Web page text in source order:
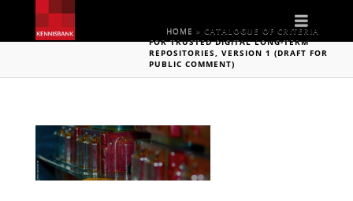
HOME » CATALOGUE OF CRITERIA
FOR TRUSTED DIGITAL LONG-TERM
REPOSITORIES, VERSION 1 (DRAFT FOR
PUBLIC COMMENT)